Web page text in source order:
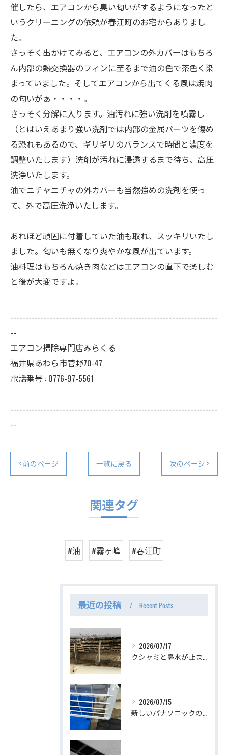
催したら、エアコンから臭い匂いがするようになったと
いうクリーニングの依頼が春江町のお宅からありまし
た。
さっそく出かけてみると、エアコンの外カバーはもちろ
ん内部の熱交換器のフィンに至るまで油の色で茶色く染
まっていました。そしてエアコンから出てくる風は焼肉
の匂いがぁ・・・・。
さっそく分解に入ります。油汚れに強い洗剤を噴霧し
（とはいえあまり強い洗剤では内部の金属パーツを傷め
る恐れもあるので、ギリギリのバランスで時間と濃度を
調整いたします）洗剤が汚れに浸透するまで待ち、高圧
洗浄いたします。
油でニチャニチャの外カバーも当然強めの洗剤を使っ
て、外で高圧洗浄いたします。
あれほど頑固に付着していた油も取れ、スッキリいたし
ました。匂いも無くなり爽やかな風が出ています。
油料理はもちろん焼き肉などはエアコンの直下で楽しむ
と後が大変ですよ。
--------------------------------------------------------------------
--
エアコン掃除専門店みらくる
福井県あわら市菅野70-47
電話番号 : 0776-97-5561
--------------------------------------------------------------------
--
< 前のページ 一覧に戻る 次のページ >
関連タグ
#油 #霧ヶ峰 #春江町
最近の投稿 Recent Posts
2026/07/17
2026/07/15